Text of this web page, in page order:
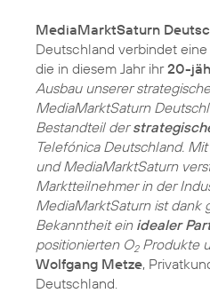
MediaMarktSaturn
Deutschland verbindet
die in diesem Jahr ihr20-
Ausbau unserer
MediaMarktSaturn
Bestandteil der
Telefónica Deutschland.
und MediaMarktSaturn
Marktteilnehmer in der
MediaMarktSaturn ist dank
Bekanntheit ein idealer
positionierten O2Produkte
Wolfgang Metze,
Deutschland.